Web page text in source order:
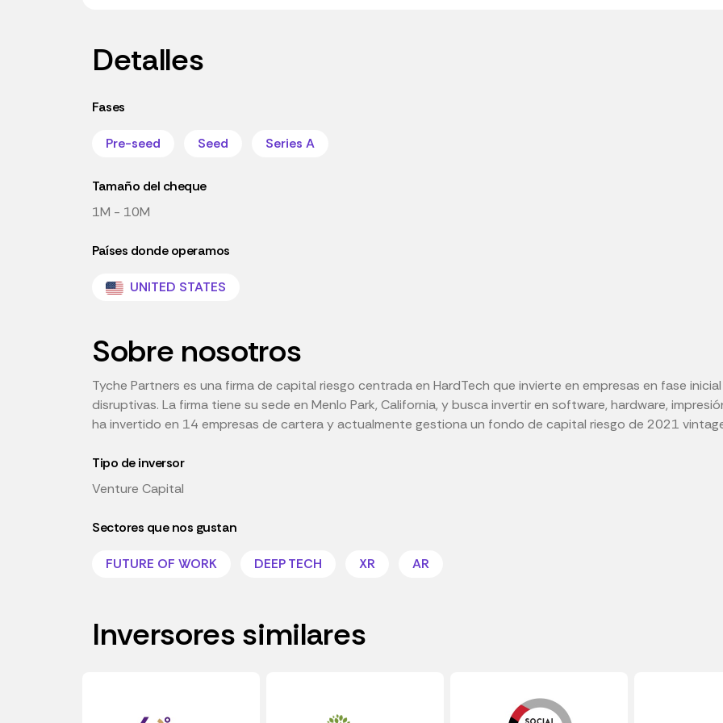
Detalles
Fases
Pre-seed Seed Series A
Tamaño del cheque
1M - 10M
Países donde operamos
UNITED STATES
Sobre nosotros
Tyche Partners es una firma de capital riesgo centrada en HardTech que invierte en empresas en fase
disruptivas. La firma tiene su sede en Menlo Park, California, y busca invertir en software, hardware,
ha invertido en 14 empresas de cartera y actualmente gestiona un fondo de capital riesgo de 2021
Tipo de inversor
Venture Capital
Sectores que nos gustan
FUTURE OF WORK DEEP TECH XR AR
Inversores similares